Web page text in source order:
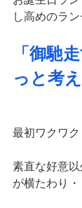
し高めのラ
「御馳
っと考
最初ワクワク
素直な好意
が横たわり・